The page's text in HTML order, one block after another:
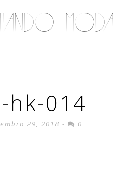
MODA
hk-014
29, 2018 - 0